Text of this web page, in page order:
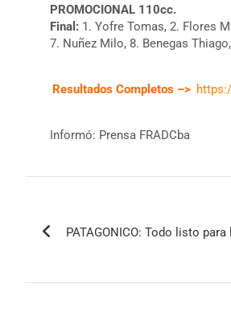
PROMOCIONAL 110cc.
Final: 1. Yofre Tomas, 2. Flores
7. Nuñez Milo, 8. Benegas
Resultados Completos –>
Informó: Prensa FRADCba
entradas
PATAGONICO: Todo listo